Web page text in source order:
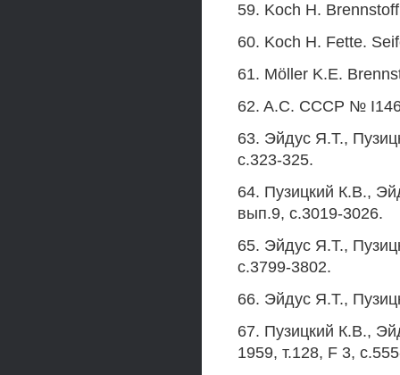
59. Koch Н.
60. Koch H. Fette.
61. Möller K.E.
62. A.C. СССР №
63. Эйдус Я.Т.,
с.323-325.
64. Пузицкий К.В.,
вып.9, с.3019-3026.
65. Эйдус Я.Т.,
с.3799-3802.
66. Эйдус Я.Т.,
67. Пузицкий К.В.,
1959, т.128, F 3,